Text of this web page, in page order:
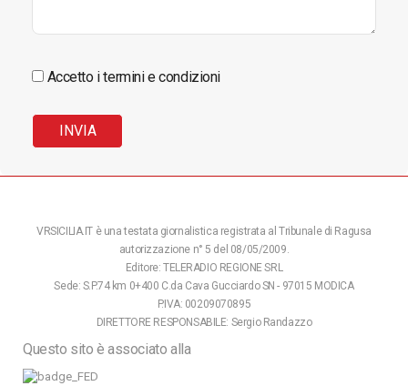
Accetto i termini e condizioni
VRSICILIA.IT è una testata giornalistica registrata al Tribunale di Ragusa
autorizzazione n° 5 del 08/05/2009.
Editore: TELERADIO REGIONE SRL
Sede: S.P.74 km 0+400 C.da Cava Gucciardo SN - 97015 MODICA
P.IVA: 00209070895
DIRETTORE RESPONSABILE: Sergio Randazzo
Questo sito è associato alla